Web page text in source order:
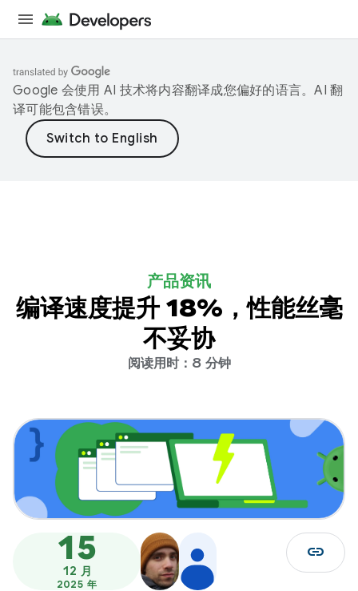
Google 会使用 AI 技术将内容翻译成您偏好的语言。AI 翻
译可能包含错误。
产品资讯
编译速度提升 18%，性能丝毫
不妥协
阅读用时：8 分钟
15
12 月
2025 年
link